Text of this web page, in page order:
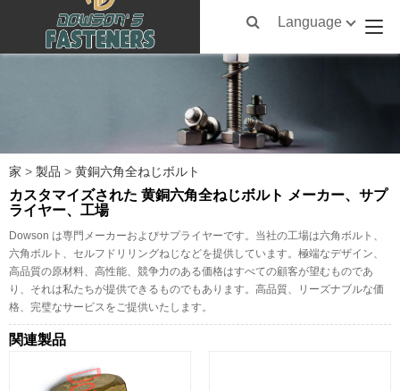
Language
家 > 製品 > 黄銅六角全ねじボルト
カスタマイズされた 黄銅六角全ねじボルト メーカー、サプ
ライヤー、工場
Dowson は専門メーカーおよびサプライヤーです。当社の工場は六角ボルト、
六角ボルト、セルフドリリングねじなどを提供しています。極端なデザイン、
高品質の原材料、高性能、競争力のある価格はすべての顧客が望むものであ
り、それは私たちが提供できるものでもあります。高品質、リーズナブルな価
格、完璧なサービスをご提供いたします。
関連製品